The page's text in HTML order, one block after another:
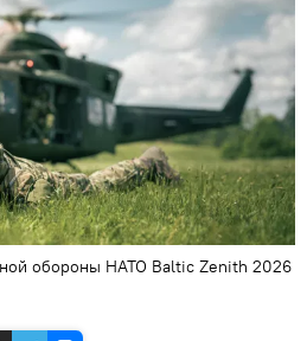
обороны НАТО Baltic Zenith 2026